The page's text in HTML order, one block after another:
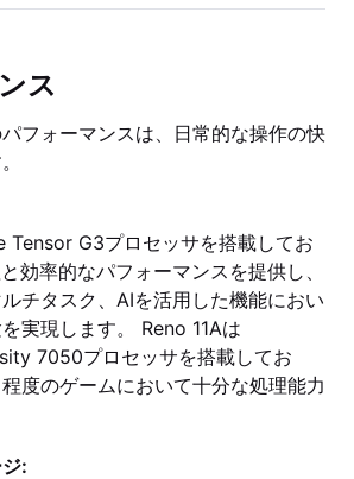
ス
フォーマンスは、日常的な操作の快
Tensor G3プロセッサを搭載してお
効率的なパフォーマンスを提供し、
チタスク、AIを活用した機能におい
実現します。 Reno 11Aは
7050プロセッサを搭載してお
度のゲームにおいて十分な処理能力
: